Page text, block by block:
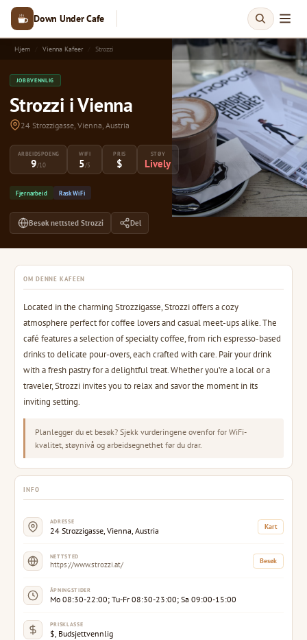
Down Under Cafe
Hjem Vienna Kafeer Strozzi
JOBBVENNLIG
Strozzi i Vienna
24 Strozzigasse, Vienna, Austria
ARBEIDSPOENG
9/10
WIFI
5/5
PRIS
$
STØY
Lively
Fjernarbeid Rask WiFi
Besøk nettsted Strozzi Del
OM DENNE KAFEEN
Located in the charming Strozzigasse, Strozzi offers a cozy
atmosphere perfect for coffee lovers and casual meet-ups alike. The
café features a selection of specialty coffee, from rich espresso-based
drinks to delicate pour-overs, each crafted with care. Pair your drink
with a fresh pastry for a delightful treat. Whether you’re a local or a
traveler, Strozzi invites you to relax and savor the moment in its
inviting setting.
Planlegger du et besøk? Sjekk vurderingene ovenfor for WiFi-
kvalitet, støynivå og arbeidsegnethet før du drar.
INFO
ADRESSE
24 Strozzigasse, Vienna, Austria Kart
NETTSTED
https://www.strozzi.at/ Besøk
ÅPNINGSTIDER
Mo 08:30-22:00; Tu-Fr 08:30-23:00; Sa 09:00-15:00
PRISKLASSE
$, Budsjettvennlig